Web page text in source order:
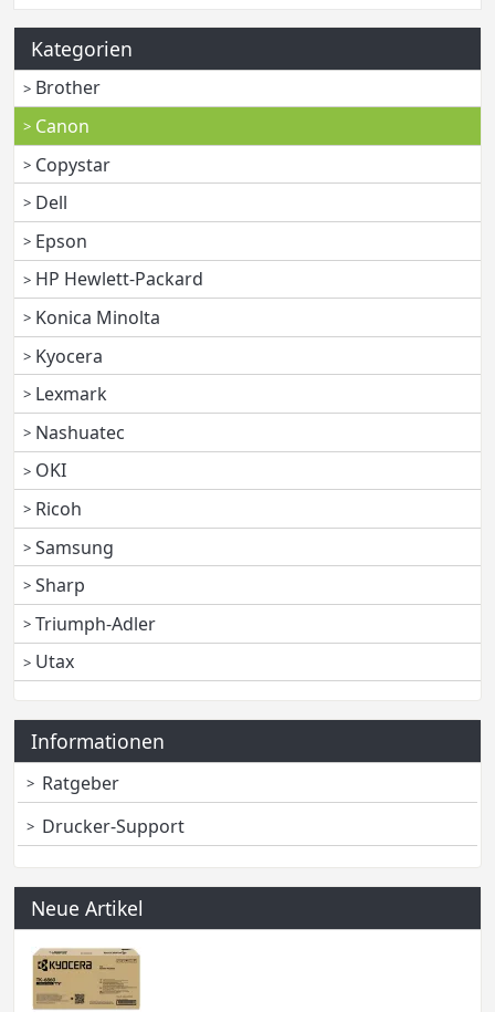
Kategorien
Brother
Canon
Copystar
Dell
Epson
HP Hewlett-Packard
Konica Minolta
Kyocera
Lexmark
Nashuatec
OKI
Ricoh
Samsung
Sharp
Triumph-Adler
Utax
Informationen
Ratgeber
Drucker-Support
Neue Artikel